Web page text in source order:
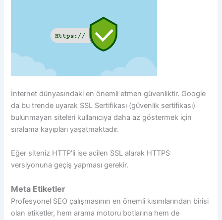
İnternet dünyasındaki en önemli etmen güvenliktir. Google
da bu trende uyarak SSL Sertifikası (güvenlik sertifikası)
bulunmayan siteleri kullanıcıya daha az göstermek için
sıralama kayıpları yaşatmaktadır.
Eğer siteniz HTTP’li ise acilen SSL alarak HTTPS
versiyonuna geçiş yapması gerekir.
Meta Etiketler
Profesyonel SEO çalışmasının en önemli kısımlarından birisi
olan etiketler, hem arama motoru botlarına hem de